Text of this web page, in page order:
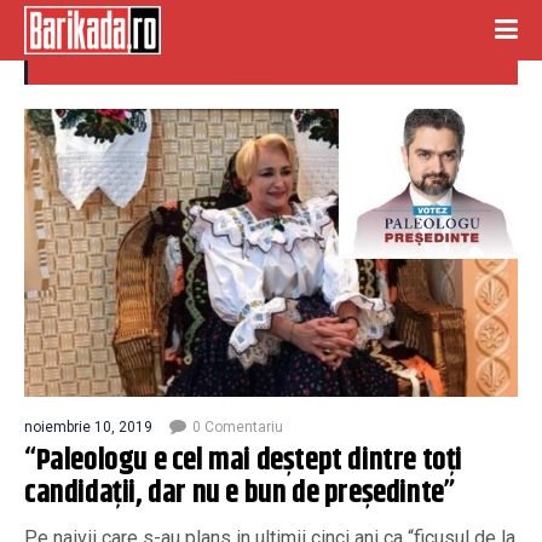
theodor paleologul
noiembrie 10, 2019 0 Comentariu
“Paleologu e cel mai deștept dintre toți
candidații, dar nu e bun de președinte”